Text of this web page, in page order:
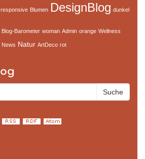
responsive Blumen DesignBlog dunkel
Blog-Barometer woman Admin orange Wellness
News Natur ArtDeco rot